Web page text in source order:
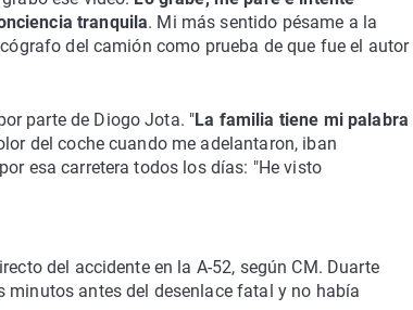
tranquila. Mi más sentido pésame a la
del camión como prueba de que fue el autor
parte de Diogo Jota. "La familia tiene mi palabra
del coche cuando me adelantaron, iban
esa carretera todos los días: "He visto
del accidente en la A-52, según CM. Duarte
antes del desenlace fatal y no había